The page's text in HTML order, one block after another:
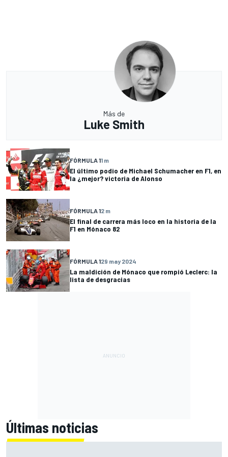
Más de
Luke Smith
FÓRMULA 11 m
El último podio de Michael Schumacher en F1, en
la ¿mejor? victoria de Alonso
FÓRMULA 12 m
El final de carrera más loco en la historia de la
F1 en Mónaco 82
FÓRMULA 129 may 2024
La maldición de Mónaco que rompió Leclerc: la
lista de desgracias
Últimas noticias